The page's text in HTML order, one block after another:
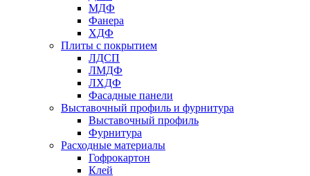
МДФ
Фанера
ХДФ
Плиты с покрытием
ЛДСП
ЛМДФ
ЛХДФ
Фасадные панели
Выставочный профиль и фурнитура
Выставочный профиль
Фурнитура
Расходные материалы
Гофрокартон
Клей